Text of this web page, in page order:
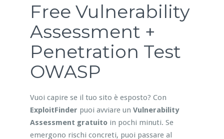
Free Vulnerability
Assessment +
Penetration Test
OWASP
Vuoi capire se il tuo sito è esposto? Con
ExploitFinder puoi avviare un Vulnerability
Assessment gratuitoin pochi minuti. Se
emergono rischi concreti, puoi passare al